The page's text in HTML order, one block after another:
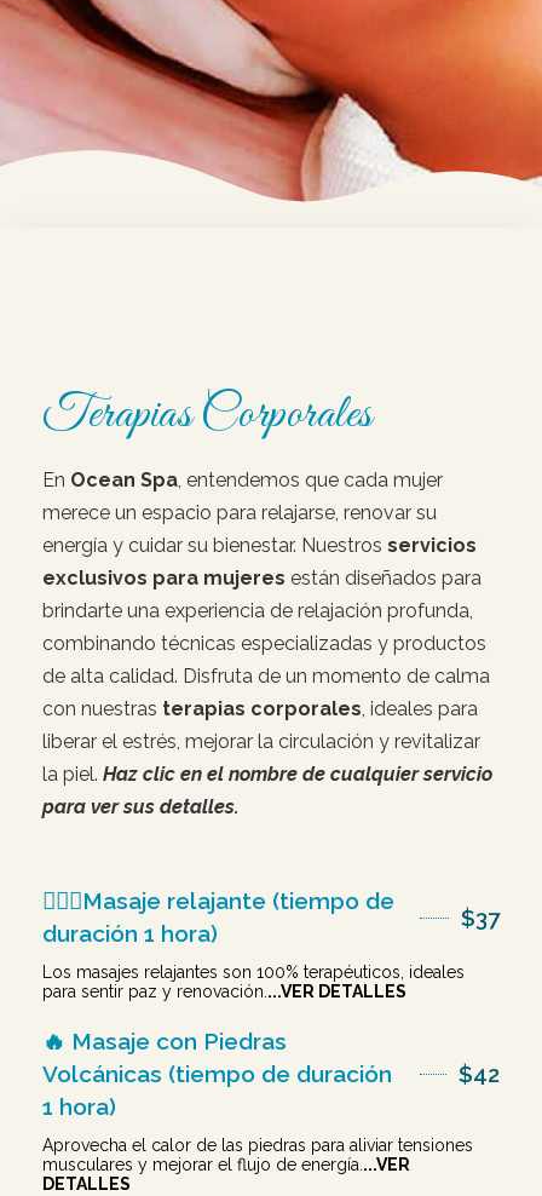
Terapias Corporales
En Ocean Spa, entendemos que cada mujer
merece un espacio para relajarse, renovar su
energía y cuidar su bienestar. Nuestros servicios
exclusivos para mujeres están diseñados para
brindarte una experiencia de relajación profunda,
combinando técnicas especializadas y productos
de alta calidad. Disfruta de un momento de calma
con nuestras terapias corporales, ideales para
liberar el estrés, mejorar la circulación y revitalizar
la piel. Haz clic en el nombre de cualquier servicio
para ver sus detalles.
💆🏻‍♀️Masaje relajante (tiempo de
duración 1 hora)
$37
Los masajes relajantes son 100% terapéuticos, ideales
para sentir paz y renovación....VER DETALLES
🔥 Masaje con Piedras
Volcánicas (tiempo de duración
1 hora)
$42
Aprovecha el calor de las piedras para aliviar tensiones
musculares y mejorar el flujo de energía....VER
DETALLES